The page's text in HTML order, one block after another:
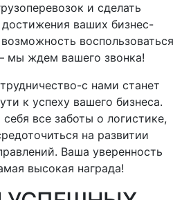
и сделать
ваших бизнес-
воспользоваться
мы ждем вашего звонка!
с нами станет
к успеху вашего бизнеса.
все заботы о логистике,
на развитии
Ваша уверенность
высокая награда!